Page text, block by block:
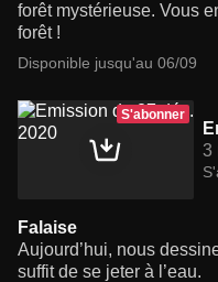
forêt mystérieuse. Vous
forêt !
Disponible jusqu'au 06/09
S'abonner
3
Falaise
Aujourd’hui, nous
suffit de se jeter à l’eau.